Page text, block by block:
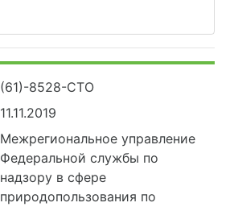
(61)-8528-СТО
11.11.2019
Межрегиональное управление
Федеральной службы по
надзору в сфере
природопользования по